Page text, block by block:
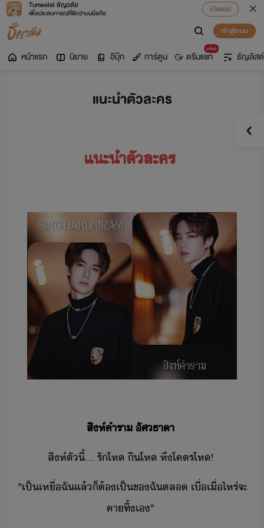
Tunwalai ธัญวลัย
เพื่อประสบการณ์ที่ดีกว่าบนมือถือ
เปิดแอป
เข้าสู่ระบบ
หน้าแรก นิยาย อีบุ๊ก การ์ตูน
มาใหม่
ดรีมแชท ธัญลิสต์
แนะนำตัวละคร
แะำตั​ละคร
สิห์คำ​รา​ ​ัศ​ธาา
สิห์​ตั​ี้​...​ ​รั​โห​ ​ิ​โห​ ​หึ​โคตร​โห​!
"​เป็​เหื่​ฉั​แล้็​ต้​เป็​ข​ฉั​ตล​ ​เื่​เื่ไหร่​จะ​
คาทิ้​เ​"